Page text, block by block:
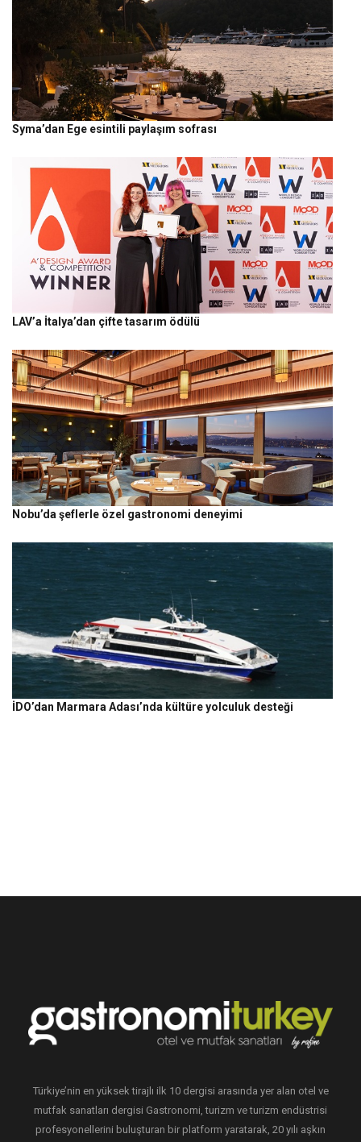
Syma’dan Ege esintili paylaşım sofrası
LAV’a İtalya’dan çifte tasarım ödülü
Nobu’da şeflerle özel gastronomi deneyimi
İDO’dan Marmara Adası’nda kültüre yolculuk desteği
Türkiye’nin en yüksek tirajlı ilk 10 dergisi arasında yer alan otel ve
mutfak sanatları dergisi Gastronomi, turizm ve turizm endüstrisi
profesyonellerini buluşturan bir platform yaratarak, 20 yılı aşkın